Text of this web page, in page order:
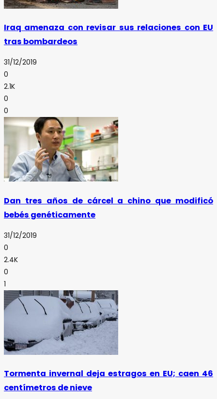
Iraq amenaza con revisar sus relaciones con EU
tras bombardeos
31/12/2019
0
2.1K
0
0
Dan tres años de cárcel a chino que modificó
bebés genéticamente
31/12/2019
0
2.4K
0
1
Tormenta invernal deja estragos en EU; caen 46
centímetros de nieve